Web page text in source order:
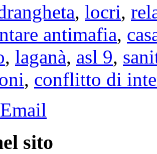
, locri,
antimafia,
, laganà, asl 9,
, conflitto di
Email
sito